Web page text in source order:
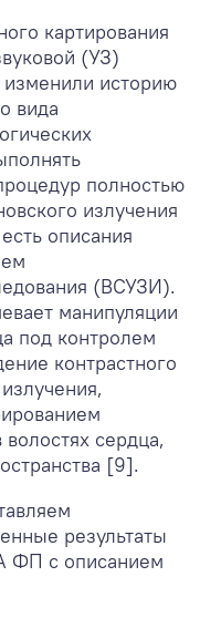
картирования
(УЗ)
изменили историю
вида
полностью
излучения
описания
(ВСУЗИ).
манипуляции
под контролем
контрастного
сердца,
[9].
результаты
ФП с описанием